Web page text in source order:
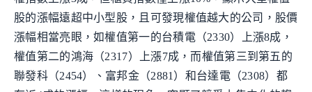
股的漲幅遠超中小型股，且可發現權值越大的公司，股價
漲幅相當亮眼，如權值第一的台積電（2330）上漲8成，
權值第二的鴻海（2317）上漲7成，而權值第三到第五的
聯發科（2454）、富邦金（2881）和台達電（2308）都